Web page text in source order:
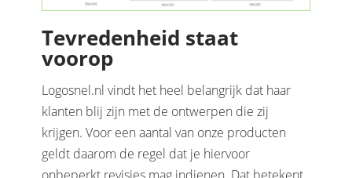
Tevredenheid staat
voorop
Logosnel.nl vindt het heel belangrijk dat haar
klanten blij zijn met de ontwerpen die zij
krijgen. Voor een aantal van onze producten
geldt daarom de regel dat je hiervoor